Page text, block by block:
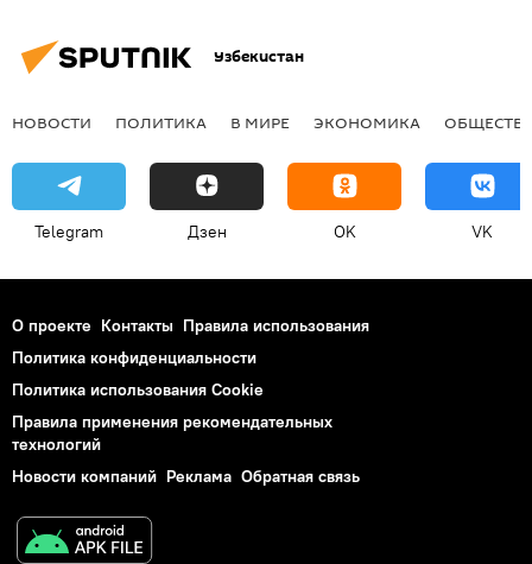
Узбекистан
НОВОСТИ ПОЛИТИКА В МИРЕ ЭКОНОМИКА
Telegram Дзен OK VK
О проекте Контакты Правила использования
Политика конфиденциальности
Политика использования Cookie
Правила применения рекомендательных
технологий
Новости компаний Реклама Обратная связь